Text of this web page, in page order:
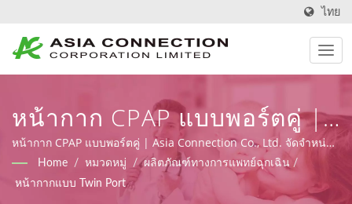
ไทย
หน้ากาก CPAP แบบพอร์ตคู่ |
เครื่องช่วยหายใจแบบมือ
ออกแบบตามหลักสรีรศาสตร์
หน้ากาก CPAP แบบพอร์ตคู่ | Asia Connection Co., Ltd. จัดจำหน่าย
ผลิตภัณฑ์ทางการแพทย์ฉุกเฉินและการดูแลที่บ้านที่มีการลงทะเบียน
FDA, ISO 9001, ISO 13485 และใบรับรอง CE ภายใต้ MDR (ระเบียบ
(EU) 2017/745) พร้อมกับความสามารถในการออกแบบ, OEM และ
Home / หมวดหมู่ / ผลิตภัณฑ์ทางการแพทย์ฉุกเฉิน /
หน้ากากแบบ Twin Port